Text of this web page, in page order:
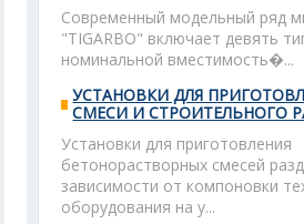
Современный модельный ряд
"TIGARBO" включает девять
номинальной вместимость�...
УСТАНОВКИ ДЛЯ
СМЕСИ И СТРОИТЕЛЬНОГО
Установки для приготовления
бетонорастворных смесей
зависимости от компоновки
оборудования на у...